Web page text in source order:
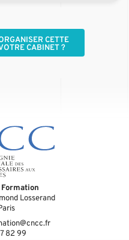
CETTE
CABINET ?
Losserand
82 99